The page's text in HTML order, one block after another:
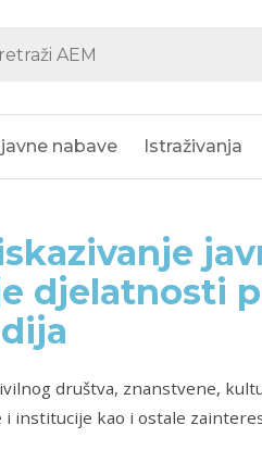
nabave Istraživanja
djelatnosti
društva, znanstvene,
institucije kao i ostale